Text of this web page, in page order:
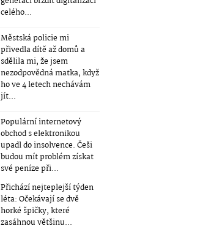
celého...
Městská policie mi
přivedla dítě až domů a
sdělila mi, že jsem
nezodpovědná matka, když
ho ve 4 letech nechávám
jít...
Populární internetový
obchod s elektronikou
upadl do insolvence. Češi
budou mít problém získat
své peníze při...
Přichází nejteplejší týden
léta: Očekávají se dvě
horké špičky, které
zasáhnou většinu...